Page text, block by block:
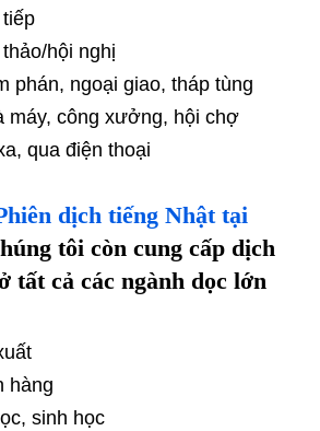
hội nghị
phán, ngoại giao, tháp tùng
máy, công xưởng, hội chợ
qua điện thoại
dịch tiếng Nhật tại
tôi còn cung cấp dịch
tất cả các ngành dọc lớn
hàng
sinh học